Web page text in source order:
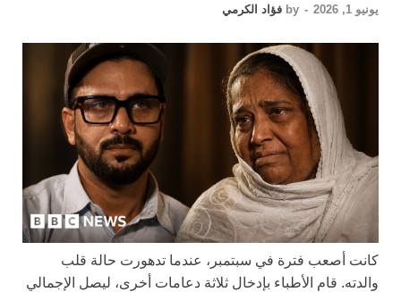
يونيو 1, 2026 -
by فؤاد الكرمي
كانت أصعب فترة في سبتمبر، عندما تدهورت حالة قلب
والدته. قام الأطباء بإدخال ثلاثة دعامات أخرى، ليصل الإجمالي